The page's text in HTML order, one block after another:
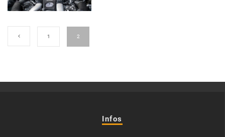
1 2
Infos